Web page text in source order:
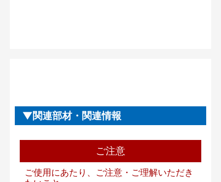
関連部材・関連情報
ご注意
ご使用にあたり、ご注意・ご理解いただき